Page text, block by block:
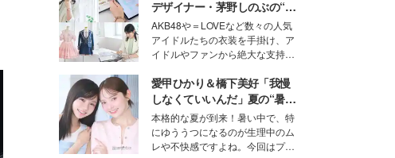
デルの宮城舞と島村雄大の特別対
談をお届け！それぞれの視点か
ら、今作ならではの魅力や予想外
の感動をもたらす奥深いストーリ
ーについて熱く語り合ってもらっ
た。
デザイナー・茅野しのぶの“可
愛い”を作る美学＜「シチズン
クロスシー」インタビュー＞
AKB48や＝LOVEなど数々の人気
アイドルたちの衣装を手掛け、ア
イドルやファンから絶大な支持を
取締役兼クリエイティブディレク
ター・茅野しのぶ。一人ひとりの
個性に寄り添い、魅力を引き出す
衣装作りは、多くの女性たちに勇
気と自信を与え続けている。
愛甲ひかり＆橋下美好「我慢
しなくていいんだ」夏の“暑さ
対策”の新しい選択肢とは？
本格的な夏が到来！暑い中で、特
にゆううつになるのが生理中のム
レや不快感ですよね。今回はプラ